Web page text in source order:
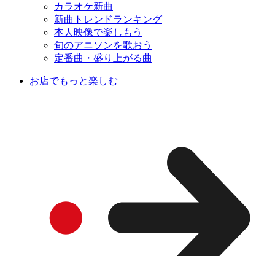
カラオケ新曲
新曲トレンドランキング
本人映像で楽しもう
旬のアニソンを歌おう
定番曲・盛り上がる曲
お店でもっと楽しむ